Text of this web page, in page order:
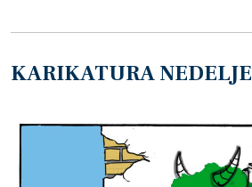
KARIKATURA NEDELJE